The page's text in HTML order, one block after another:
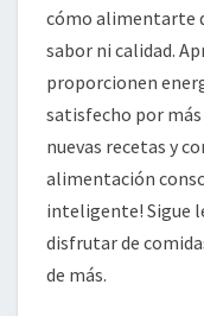
cómo alimentarte
sabor ni calidad.
proporcionen
satisfecho por
nuevas recetas y
alimentación
inteligente! Sigue
disfrutar de
de más.